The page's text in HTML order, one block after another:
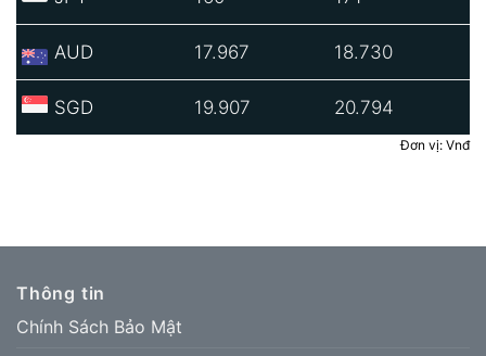
AUD 17.967 18.730
SGD 19.907 20.794
Đơn vị: Vnđ
Thông tin
Chính Sách Bảo Mật